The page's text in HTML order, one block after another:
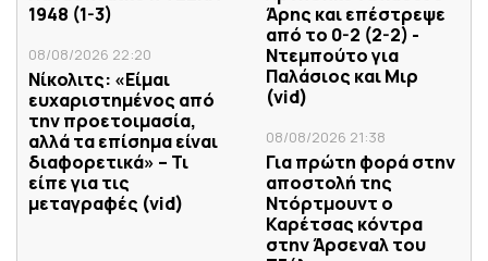
1948 (1-3)
08/08/2026 22:20
Νίκολιτς: «Είμαι
ευχαριστημένος από
την προετοιμασία,
αλλά τα επίσημα είναι
διαφορετικά» – Τι
είπε για τις
μεταγραφές (vid)
Άρης και επέστρεψε
από το 0-2 (2-2) -
Ντεμπούτο για
Παλάσιος και Μιρ
(vid)
08/08/2026 21:38
Για πρώτη φορά στην
αποστολή της
Ντόρτμουντ ο
Καρέτσας κόντρα
στην Άρσεναλ του